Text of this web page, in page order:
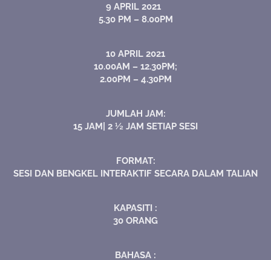
9 APRIL 2021
5.30 PM – 8.00PM
10 APRIL 2021
10.00AM – 12.30PM;
2.00PM – 4.30PM
JUMLAH JAM:
15 JAM| 2 ½ JAM SETIAP SESI
FORMAT:
SESI DAN BENGKEL INTERAKTIF SECARA DALAM TALIAN
KAPASITI :
30 ORANG
BAHASA :